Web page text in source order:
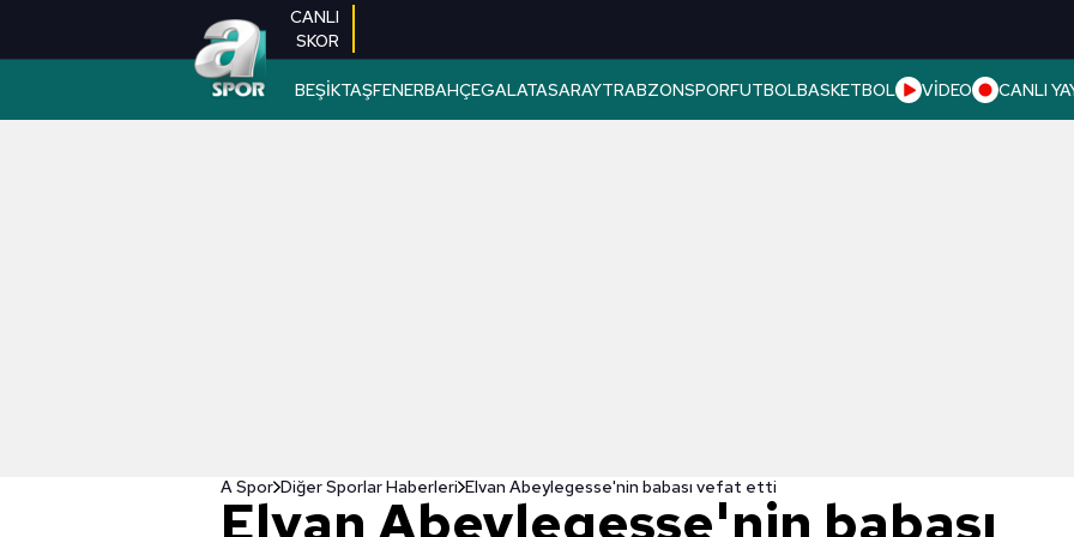
CANLI
SKOR
BEŞİKTAŞFENERBAHÇEGALATASARAYTRABZONSPORFUTBOLBASKETBOL VİDEO CANLI
A Spor Diğer Sporlar Haberleri Elvan Abeylegesse'nin babası vefat etti
Elvan Abeylegesse'nin babası